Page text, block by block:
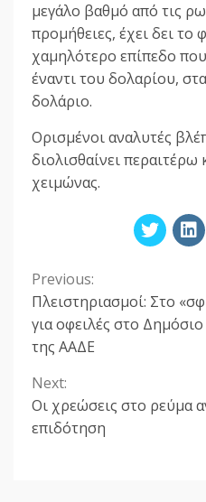
μεγάλο βαθμό από τις
προμήθειες, έχει δει το
χαμηλότερο επίπεδο
έναντι του δολαρίου,
δολάριο.
Ορισμένοι αναλυτές
διολισθαίνει
χειμώνας.
Continue
Reading
Previous:
Πλειστηριασμοί: Στο
για οφειλές στο
της ΑΑΔΕ
Next:
Οι χρεώσεις στο ρεύμα
επιδότηση